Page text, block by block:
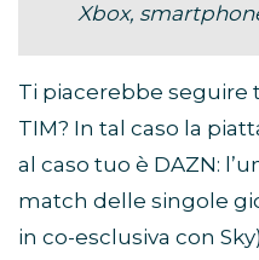
Xbox,
Ti piacerebbe seguire
TIM? In tal caso la
al caso tuo è DAZN:
match delle singole
in co-esclusiva con